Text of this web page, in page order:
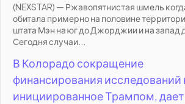
(NEXSTAR) — Ржавопятнистая шмель
обитала примерно на половине
штата Мэн на юг до Джорджии и на запад
Сегодня случаи...
В Колорадо сокращение
финансирования исследований
инициированное Трампом, дает